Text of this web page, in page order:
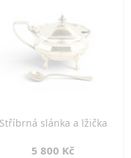
Stříbrná slánka a lžička
5 800 Kč